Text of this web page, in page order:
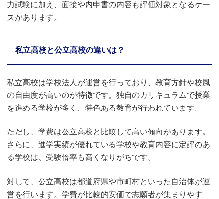
力試験に加え、面接や内申書の内容も評価対象となるケー
スがあります。
私立高校と公立高校の違いは？
私立高校は学校法人が運営を行っており、教育方針や校風
の自由度が高いのが特徴です。独自のカリキュラムで授業
を進める学校が多く、特色ある教育が行われています。
ただし、学費は公立高校と比較して高い傾向があります。
さらに、進学実績が優れている学校や教育内容に定評のあ
る学校は、受験倍率も高くなりがちです。
対して、公立高校は都道府県や市町村といった自治体が運
営を行います。学費が比較的安価で志願者が集まりやす